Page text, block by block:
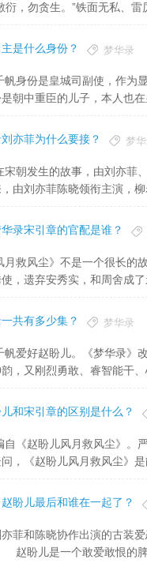
衍，勿贪生。”铁面无私、雷
是什么身份？ 梦华录
朝中重臣的儿子，本人也
亦菲为什么要接？ 梦
由刘亦菲陈晓领衔主演，
录宋引章的官配是谁？
，遗弃安秀实，和周舍成
共有多少集？ 梦华录
，又刚烈勇敢、睿智能干
和宋引章的区别是什么？
，《赵盼儿风月救风尘》
盼儿最后和谁在一起了？
盼儿是一个敢爱敢恨的